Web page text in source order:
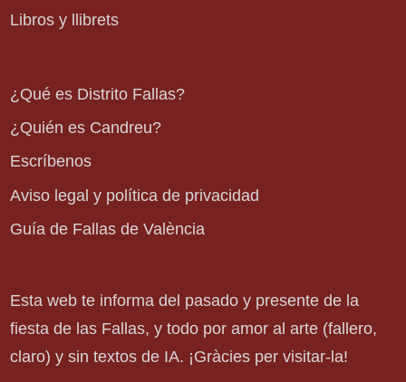
Libros y llibrets
¿Qué es Distrito Fallas?
¿Quién es Candreu?
Escríbenos
Aviso legal y política de privacidad
Guía de Fallas de València
Esta web te informa del pasado y presente de la
fiesta de las Fallas, y todo por amor al arte (fallero,
claro) y sin textos de IA. ¡Gràcies per visitar-la!